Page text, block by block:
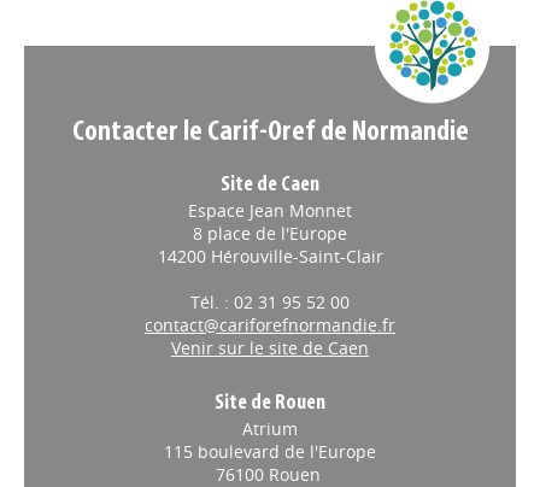
Contacter le Carif-Oref de Normandie
Site de Caen
Espace Jean Monnet
8 place de l'Europe
14200 Hérouville-Saint-Clair
Tél. : 02 31 95 52 00
contact@cariforefnormandie.fr
Venir sur le site de Caen
Site de Rouen
Atrium
115 boulevard de l'Europe
76100 Rouen